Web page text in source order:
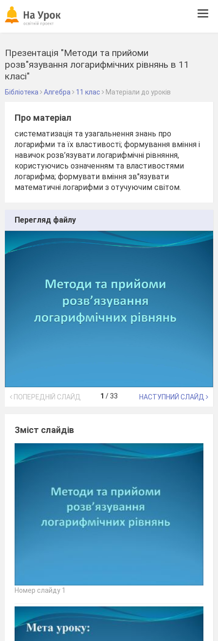
Презентація "Методи та прийоми
розв"язування логарифмічних рівнянь в 11
класі"
Бібліотека Алгебра 11 клас Матеріали до уроків
Про матеріал
систематизація та узагальнення знань про
логарифми та їх властивості; формування вміння і
навичок розв’язувати логарифмічні рівняння,
користуючись означенням та властивостями
логарифма; формувати вміння зв"язувати
математичні логарифми з отучуючим світом.
Перегляд файлу
ПОПЕРЕДНІЙ СЛАЙД 1 /33 НАСТУПНИЙ СЛАЙД
Зміст слайдів
Номер слайду 1